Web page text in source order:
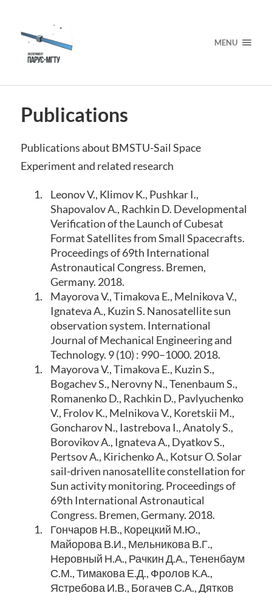
MENU
Publications
Publications about BMSTU-Sail Space
Experiment and related research
1.
Leonov V., Klimov K., Pushkar I.,
Shapovalov A., Rachkin D. Developmental
Verification of the Launch of Cubesat
Format Satellites from Small Spacecrafts.
Proceedings of 69th International
Astronautical Congress. Bremen,
Germany. 2018.
1.
Mayorova V., Timakova E., Melnikova V.,
Ignateva A., Kuzin S. Nanosatellite sun
observation system. International
Journal of Mechanical Engineering and
Technology. 9 (10) : 990–1000. 2018.
1.
Mayorova V., Timakova E., Kuzin S.,
Bogachev S., Nerovny N., Tenenbaum S.,
Romanenko D., Rachkin D., Pavlyuchenko
V., Frolov K., Melnikova V., Koretskii M.,
Goncharov N., Iastrebova I., Anatoly S.,
Borovikov A., Ignateva A., Dyatkov S.,
Pertsov A., Kirichenko A., Kotsur O. Solar
sail-driven nanosatellite constellation for
Sun activity monitoring. Proceedings of
69th International Astronautical
Congress. Bremen, Germany. 2018.
1.
Гончаров Н.В., Корецкий М.Ю.,
Майорова В.И., Мельникова В.Г.,
Неровный Н.А., Рачкин Д.А., Тененбаум
С.М., Тимакова Е.Д., Фролов К.А.,
Ястребова И.В., Богачев С.А., Дятков